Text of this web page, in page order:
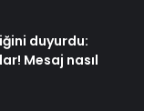
duyurdu:
Mesaj nasıl